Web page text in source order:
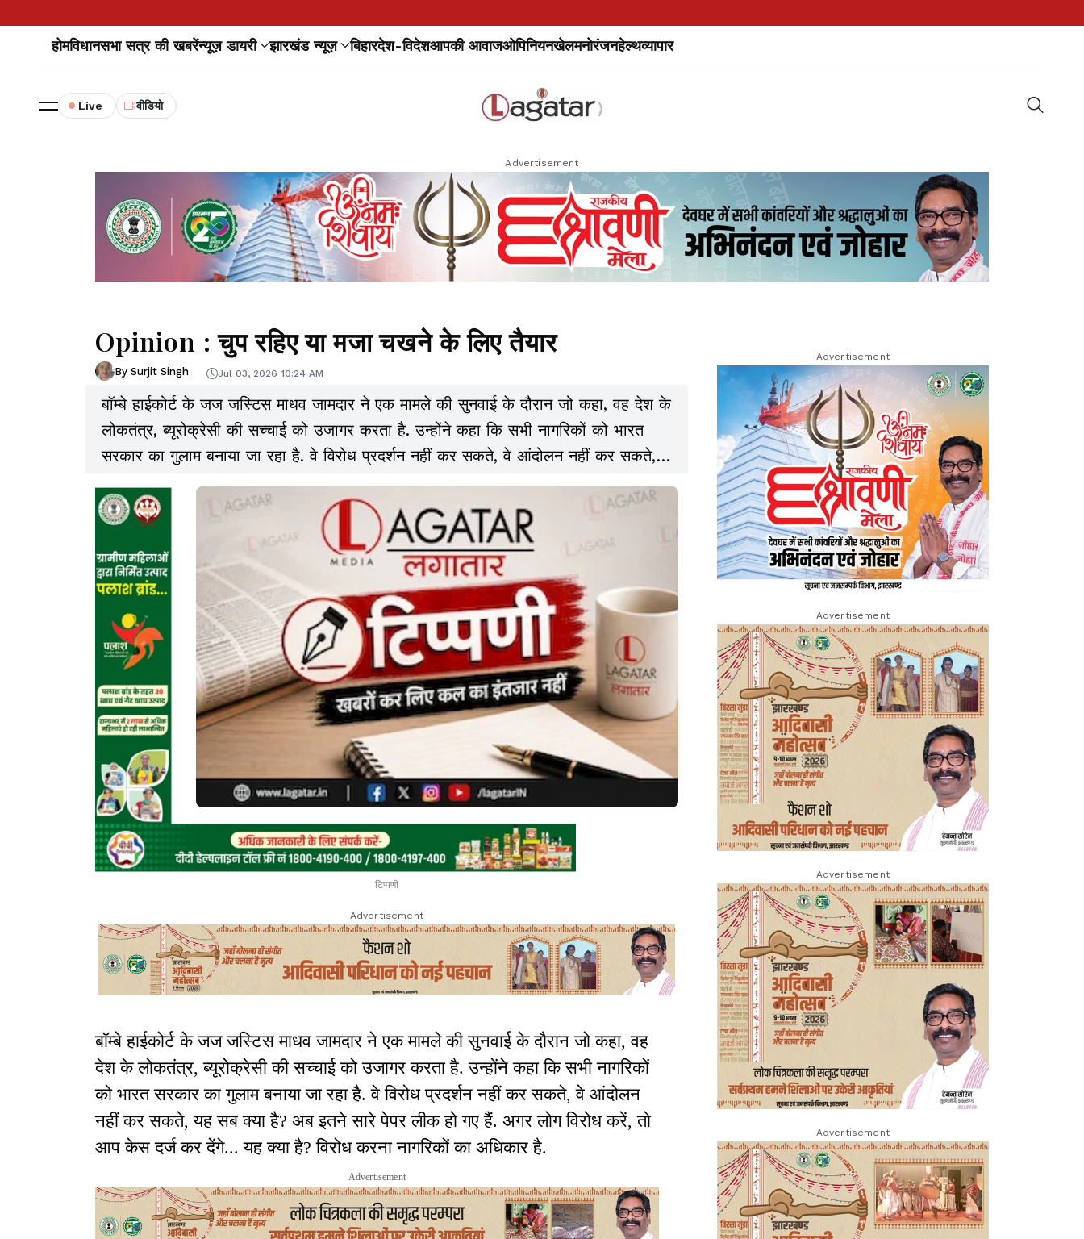
होमविधानसभा सत्र की खबरेंन्यूज़ डायरी झारखंड न्यूज़ बिहारदेश-विदेशआपकी आवाजओपिनियनखेलमनोरंजनहेल्थव्यापार
Live वीडियो
Advertisement
Opinion : चुप रहिए या मजा चखने के लिए तैयार
By Surjit Singh Jul 03, 2026 10:24 AM
बॉम्बे हाईकोर्ट के जज जस्टिस माधव जामदार ने एक मामले की सुनवाई के दौरान जो कहा, वह देश के
लोकतंत्र, ब्यूरोक्रेसी की सच्चाई को उजागर करता है. उन्होंने कहा कि सभी नागरिकों को भारत
सरकार का गुलाम बनाया जा रहा है. वे विरोध प्रदर्शन नहीं कर सकते, वे आंदोलन नहीं कर सकते,
यह सब क्या है? अब इतने सारे पेपर लीक हो गए हैं. अगर लोग विरोध करें, तो आप केस दर्ज कर
देंगे... यह क्या है? विरोध करना नागरिकों का अधिकार है.
टिप्पणी
Advertisement
बॉम्बे हाईकोर्ट के जज जस्टिस माधव जामदार ने एक मामले की सुनवाई के दौरान जो कहा, वह
देश के लोकतंत्र, ब्यूरोक्रेसी की सच्चाई को उजागर करता है. उन्होंने कहा कि सभी नागरिकों
को भारत सरकार का गुलाम बनाया जा रहा है. वे विरोध प्रदर्शन नहीं कर सकते, वे आंदोलन
नहीं कर सकते, यह सब क्या है? अब इतने सारे पेपर लीक हो गए हैं. अगर लोग विरोध करें, तो
आप केस दर्ज कर देंगे... यह क्या है? विरोध करना नागरिकों का अधिकार है.
Advertisement
Advertisement
Advertisement
Advertisement
Advertisement